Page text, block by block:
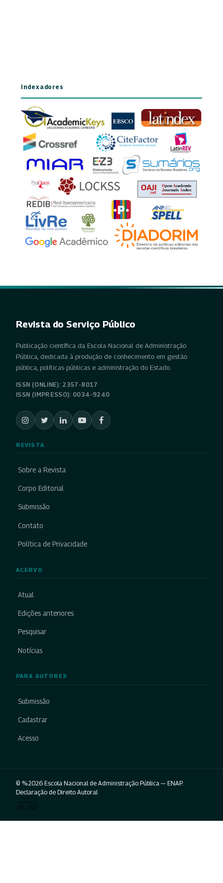
Indexadores
Revista do Serviço Público
Publicação científica da Escola Nacional de Administração
Pública, dedicada à produção de conhecimento em gestão
pública, políticas públicas e administração do Estado.
ISSN (ONLINE): 2357-8017
ISSN (IMPRESSO): 0034-9240
REVISTA
Sobre a Revista
Corpo Editorial
Submissão
Contato
Política de Privacidade
ACERVO
Atual
Edições anteriores
Pesquisar
Notícias
PARA AUTORES
Submissão
Cadastrar
Acesso
© %2026 Escola Nacional de Administração Pública — ENAP.
Declaração de Direito Autoral